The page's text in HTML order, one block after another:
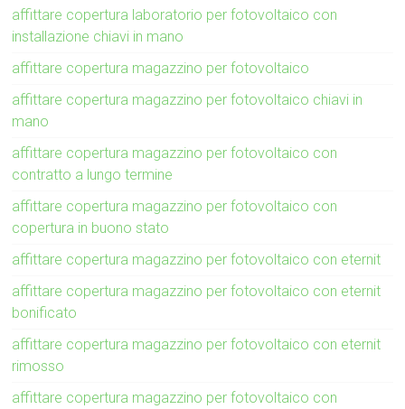
affittare copertura laboratorio per fotovoltaico con
installazione chiavi in mano
affittare copertura magazzino per fotovoltaico
affittare copertura magazzino per fotovoltaico chiavi in
mano
affittare copertura magazzino per fotovoltaico con
contratto a lungo termine
affittare copertura magazzino per fotovoltaico con
copertura in buono stato
affittare copertura magazzino per fotovoltaico con eternit
affittare copertura magazzino per fotovoltaico con eternit
bonificato
affittare copertura magazzino per fotovoltaico con eternit
rimosso
affittare copertura magazzino per fotovoltaico con